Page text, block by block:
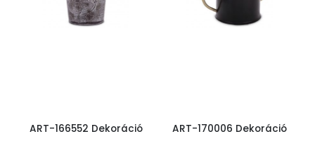
ART-166552 Dekoráció ART-170006 Dekoráció